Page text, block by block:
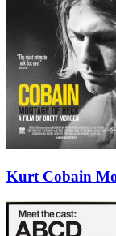
Kurt Cobain